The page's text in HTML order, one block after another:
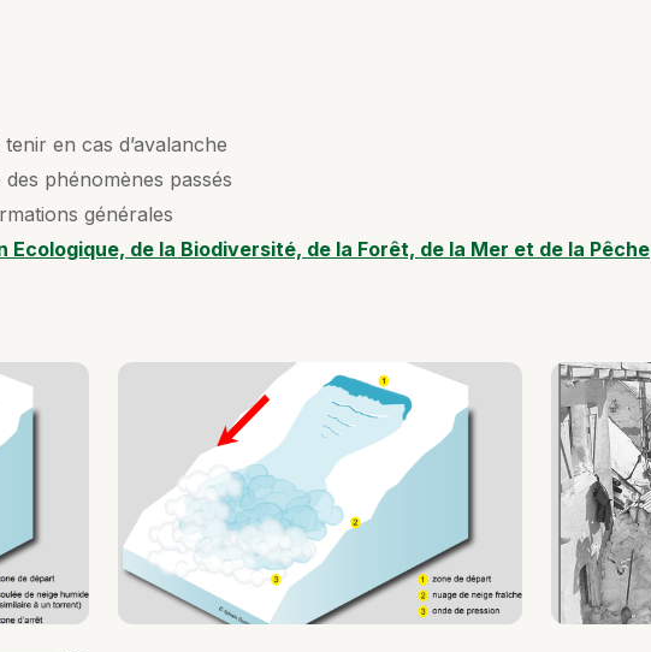
en cas d’avalanche
des phénomènes passés
générales
de la Biodiversité, de la Forêt, de la Mer et de la Pêche